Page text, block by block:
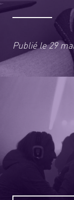
Publié le29